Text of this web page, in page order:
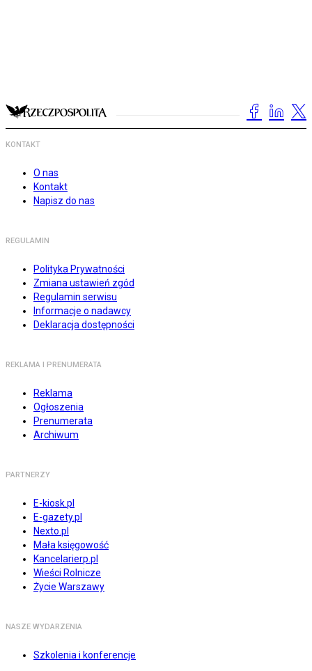
KONTAKT
O nas
Kontakt
Napisz do nas
REGULAMIN
Polityka Prywatności
Zmiana ustawień zgód
Regulamin serwisu
Informacje o nadawcy
Deklaracja dostępności
REKLAMA I PRENUMERATA
Reklama
Ogłoszenia
Prenumerata
Archiwum
PARTNERZY
E-kiosk.pl
E-gazety.pl
Nexto.pl
Mała księgowość
Kancelarierp.pl
Wieści Rolnicze
Życie Warszawy
NASZE WYDARZENIA
Szkolenia i konferencje